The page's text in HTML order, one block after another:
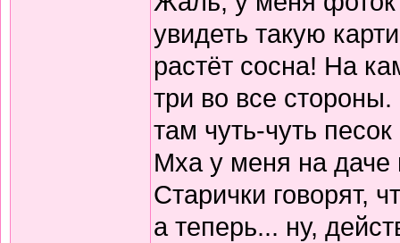
увидеть такую
растёт сосна! На
три во все
там чуть-чуть
Мха у меня на даче
Старички говорят,
а теперь... ну,